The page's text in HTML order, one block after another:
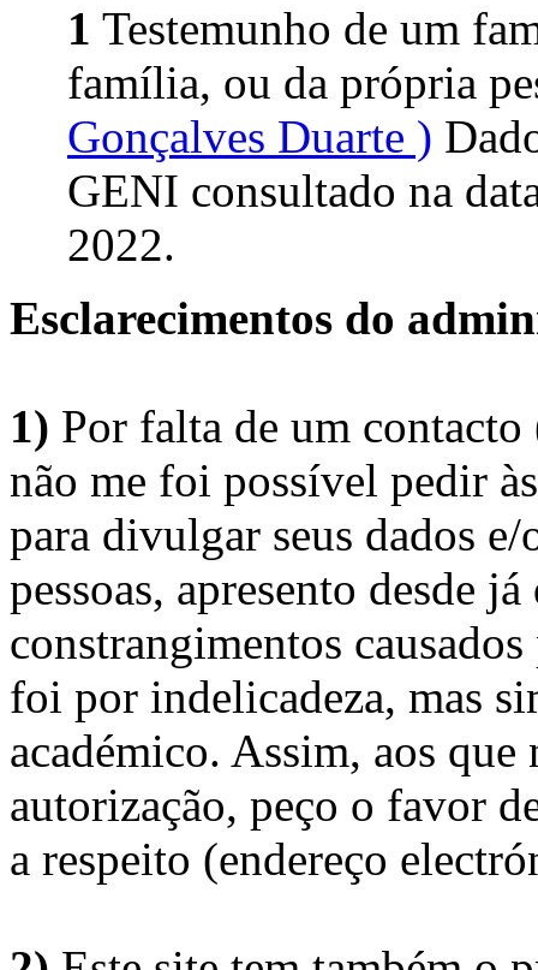
1 Testemunho de um
família, ou da própria
Gonçalves Duarte )
GENI consultado na
2022.
Esclarecimentos do
1) Por falta de um
não me foi possível pedir
para divulgar seus dados
pessoas, apresento desde
constrangimentos
foi por indelicadeza, mas
académico. Assim, aos
autorização, peço o favor
a respeito (endereço